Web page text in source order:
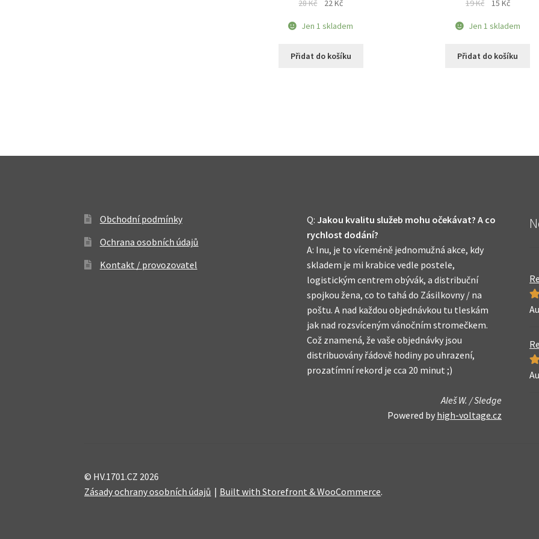
28Kč
Původní
byla:
22KčAktuální
je:
Jen 1 skladem
Přidat do košíku
19Kč
Původní
byla:
15 KčAktuální
je:
Jen 1 skladem
Přidat do košíku
Obchodní podmínky
Ochrana osobních údajů
Kontakt / provozovatel
Q:Jakou kvalitu služeb mohu očekávat? A co
rychlost dodání?
A: Inu, je to víceméně jednomužná akce, kdy
skladem je mi krabice vedle postele,
logistickým centrem obývák, a distribuční
spojkou žena, co to tahá do Zásilkovny / na
poštu. A nad každou objednávkou tu tleskám
jak nad rozsvíceným vánočním stromečkem.
Což znamená, že vaše objednávky jsou
distribuovány řádově hodiny po uhrazení,
prozatímní rekord je cca 20 minut ;)
Aleš W. / Sledge
Powered by high-voltage.cz
© HV.1701.CZ 2026
Zásady ochrany osobních údajů
Built with Storefront & WooCommerce.